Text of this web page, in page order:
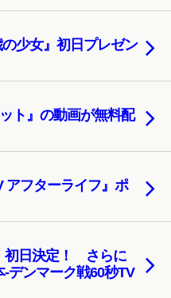
の少女』初日プレゼン
ト』の動画が無料配
アフターライフ』ポ
初日決定！ さらに
デンマーク戦60秒TV